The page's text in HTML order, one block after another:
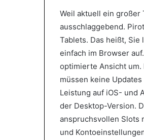
Weil aktuell ein großer
ausschlaggebend.
Tablets. Das heißt,
einfach im Browser
optimierte Ansicht
müssen keine
Leistung auf iOS- und
der Desktop-Version.
anspruchsvollen Slots
und